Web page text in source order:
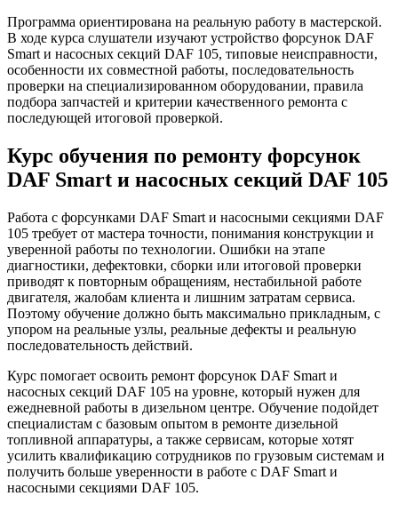
Программа ориентирована на реальную работу в мастерской.
В ходе курса слушатели изучают устройство форсунок DAF
Smart и насосных секций DAF 105, типовые неисправности,
особенности их совместной работы, последовательность
проверки на специализированном оборудовании, правила
подбора запчастей и критерии качественного ремонта с
последующей итоговой проверкой.
Курс обучения по ремонту форсунок
DAF Smart и насосных секций DAF 105
Работа с форсунками DAF Smart и насосными секциями DAF
105 требует от мастера точности, понимания конструкции и
уверенной работы по технологии. Ошибки на этапе
диагностики, дефектовки, сборки или итоговой проверки
приводят к повторным обращениям, нестабильной работе
двигателя, жалобам клиента и лишним затратам сервиса.
Поэтому обучение должно быть максимально прикладным, с
упором на реальные узлы, реальные дефекты и реальную
последовательность действий.
Курс помогает освоить ремонт форсунок DAF Smart и
насосных секций DAF 105 на уровне, который нужен для
ежедневной работы в дизельном центре. Обучение подойдет
специалистам с базовым опытом в ремонте дизельной
топливной аппаратуры, а также сервисам, которые хотят
усилить квалификацию сотрудников по грузовым системам и
получить больше уверенности в работе с DAF Smart и
насосными секциями DAF 105.